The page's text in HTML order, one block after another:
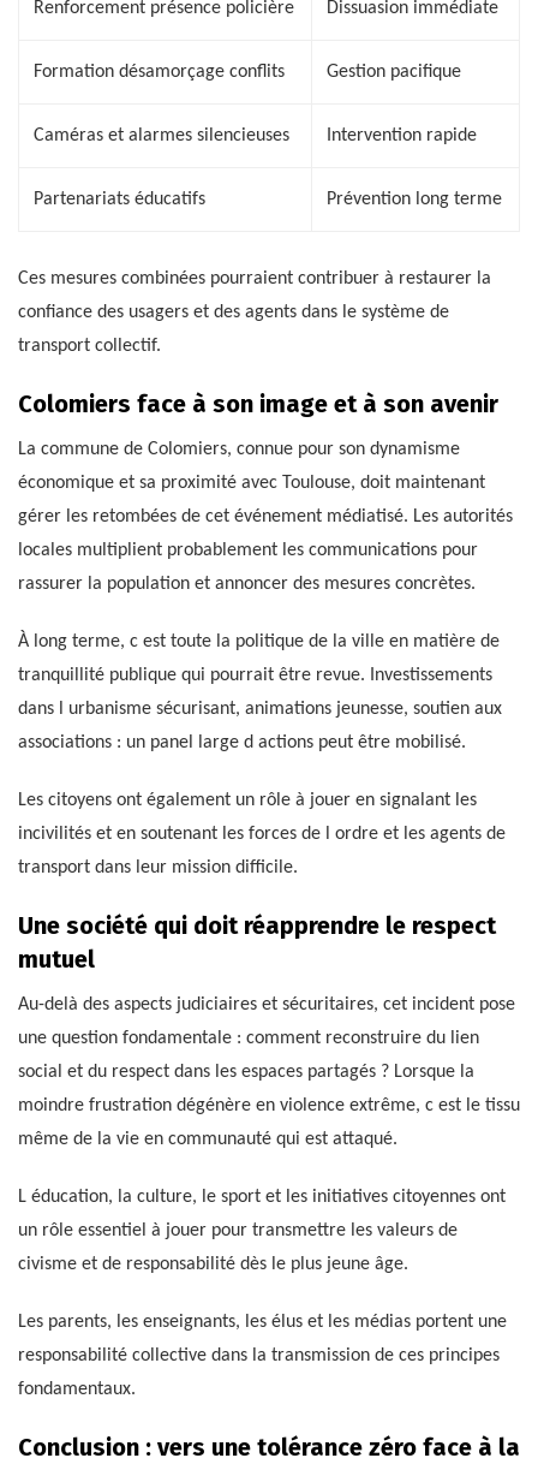
Renforcement présence policière Dissuasion immédiate
Formation désamorçage conflits Gestion pacifique
Caméras et alarmes silencieuses Intervention rapide
Partenariats éducatifs Prévention long terme
Ces mesures combinées pourraient contribuer à restaurer la
confiance des usagers et des agents dans le système de
transport collectif.
Colomiers face à son image et à son avenir
La commune de Colomiers, connue pour son dynamisme
économique et sa proximité avec Toulouse, doit maintenant
gérer les retombées de cet événement médiatisé. Les autorités
locales multiplient probablement les communications pour
rassurer la population et annoncer des mesures concrètes.
À long terme, c est toute la politique de la ville en matière de
tranquillité publique qui pourrait être revue. Investissements
dans l urbanisme sécurisant, animations jeunesse, soutien aux
associations : un panel large d actions peut être mobilisé.
Les citoyens ont également un rôle à jouer en signalant les
incivilités et en soutenant les forces de l ordre et les agents de
transport dans leur mission difficile.
Une société qui doit réapprendre le respect
mutuel
Au-delà des aspects judiciaires et sécuritaires, cet incident pose
une question fondamentale : comment reconstruire du lien
social et du respect dans les espaces partagés ? Lorsque la
moindre frustration dégénère en violence extrême, c est le tissu
même de la vie en communauté qui est attaqué.
L éducation, la culture, le sport et les initiatives citoyennes ont
un rôle essentiel à jouer pour transmettre les valeurs de
civisme et de responsabilité dès le plus jeune âge.
Les parents, les enseignants, les élus et les médias portent une
responsabilité collective dans la transmission de ces principes
fondamentaux.
Conclusion : vers une tolérance zéro face à la